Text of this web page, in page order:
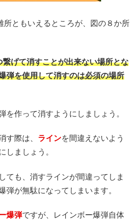
所ともいえるところが、図の８か所
げて消すことが出来ない場所とな
弾を使用して消すのは必須の場所
を作って消すようにしましょう。
す際は、 ラインを間違えないよう
しましょう。
ても、消すラインが間違ってしま
弾が無駄になってしまいます。
爆弾ですが、レインボー爆弾自体